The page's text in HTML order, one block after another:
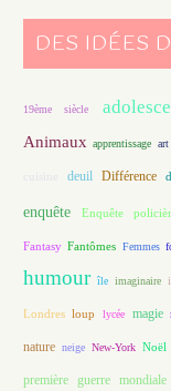
DES IDÉES
19ème siècle
Animaux apprentissage art
deuil Différence
enquête Enquête
Fantasy Fantômes Femmes
humour île imaginaire
Londres loup lycée magie
nature neige New-York Noël
première guerre mondiale